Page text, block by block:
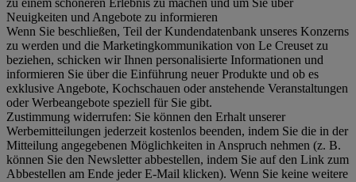
Neuigkeiten und Angebote zu informieren
Wenn Sie beschließen, Teil der Kundendatenbank unseres Konzerns
zu werden und die Marketingkommunikation von Le Creuset zu
beziehen, schicken wir Ihnen personalisierte Informationen und
informieren Sie über die Einführung neuer Produkte und ob es
exklusive Angebote, Kochschauen oder anstehende Veranstaltungen
oder Werbeangebote speziell für Sie gibt.
Zustimmung widerrufen: Sie können den Erhalt unserer
Werbemitteilungen jederzeit kostenlos beenden, indem Sie die in der
Mitteilung angegebenen Möglichkeiten in Anspruch nehmen (z. B.
können Sie den Newsletter abbestellen, indem Sie auf den Link zum
Abbestellen am Ende jeder E-Mail klicken). Wenn Sie keine weitere